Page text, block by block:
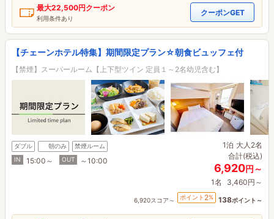
最大22,500円クーポン
利用条件あり
クーポンGET
【チェーンホテル特集】期間限定プラン☆朝食ビュッフェ付
【禁煙】スーパールーム【上下型ツイン 定員１～2名幼児含む】
ダブル 朝のみ
禁煙ルーム
IN
15:00～ OUT ～10:00
1泊 大人2名
合計(税込)
6,920円～
1名 3,460円～
6,920スコア～ ポイント 2% 138ポイント～